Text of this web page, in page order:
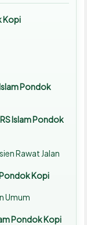
Kopi
Pondok
Islam Pondok
Rawat Jalan
Kopi
Umum
Pondok Kopi